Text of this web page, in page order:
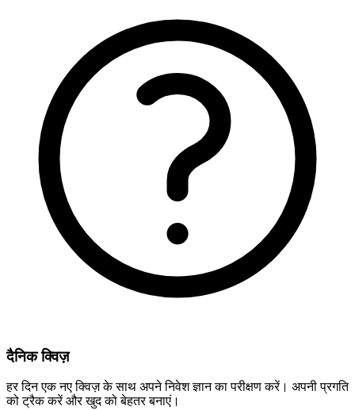
दैनिक क्विज़
हर दिन एक नए क्विज़ के साथ अपने निवेश ज्ञान का परीक्षण करें। अपनी प्रगति
को ट्रैक करें और खुद को बेहतर बनाएं।